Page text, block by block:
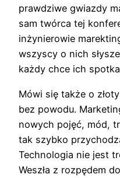
prawdziwe gwiazdy
sam twórca tej
inżynierowie
wszyscy o nich
każdy chce ich
Mówi się także o
bez powodu.
nowych pojęć, mód,
tak szybko
Technologia nie jest
Weszła z rozpędem